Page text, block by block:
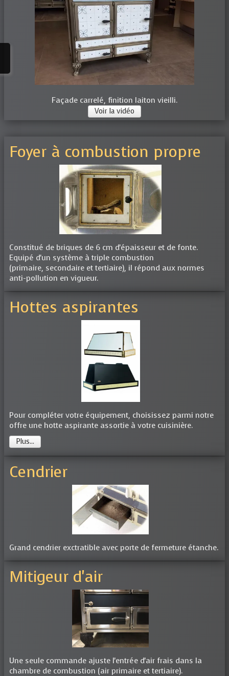
Façade carrelé, finition laiton vieilli.
Voir la vidéo
Foyer à combustion propre
Constitué de briques de 6 cm d'épaisseur et de fonte.
Equipé d'un système à triple combustion
(primaire, secondaire et tertiaire), il répond aux normes
anti-pollution en vigueur.
Hottes aspirantes
Pour compléter votre équipement, choisissez parmi notre
offre une hotte aspirante assortie à votre cuisinière.
Plus...
Cendrier
Grand cendrier exctratible avec porte de fermeture étanche.
Mitigeur d'air
Une seule commande ajuste l'entrée d'air frais dans la
chambre de combustion (air primaire et tertiaire).